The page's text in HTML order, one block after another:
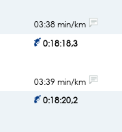
03:38 min/km
0:18:18,3
03:39 min/km
0:18:20,2